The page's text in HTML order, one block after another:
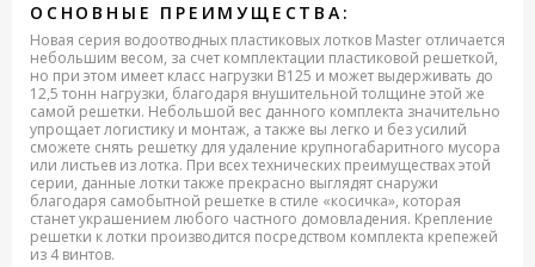
ОСНОВНЫЕ ПРЕИМУЩЕСТВА:
Новая серия водоотводных пластиковых лотков Master отличается
небольшим весом, за счет комплектации пластиковой решеткой,
но при этом имеет класс нагрузки B125 и может выдерживать до
12,5 тонн нагрузки, благодаря внушительной толщине этой же
самой решетки. Небольшой вес данного комплекта значительно
упрощает логистику и монтаж, а также вы легко и без усилий
сможете снять решетку для удаление крупногабаритного мусора
или листьев из лотка. При всех технических преимуществах этой
серии, данные лотки также прекрасно выглядят снаружи
благодаря самобытной решетке в стиле «косичка», которая
станет украшением любого частного домовладения. Крепление
решетки к лотки производится посредством комплекта крепежей
из 4 винтов.